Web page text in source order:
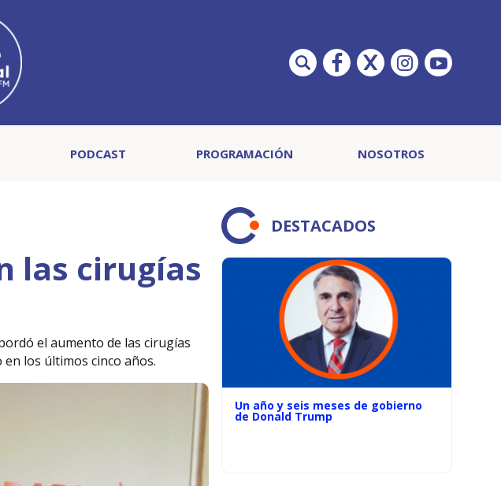
PODCAST PROGRAMACIÓN NOSOTROS
las cirugías
el aumento de las cirugías
los últimos cinco años.
DESTACADOS
Un año y seis meses de gobierno
de Donald Trump